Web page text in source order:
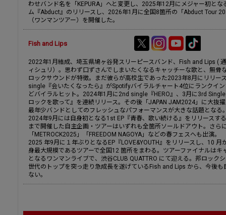
わせバンド名を「KEPURA」へと変更し、2025年12月にメジャー初とな
ム『Abduct』のリリースし、2026年1月に全国8箇所の「Abduct Tour
（ワンマンツアー）を開催した。
Fish and Lips
2022年1月結成、埼玉県鳩ヶ谷発スリーピースバンド、Fish and Lips (
ィシュリ）。思わず口ずさんでしまいたくなるキャッチーな歌と、無骨
ロックサウンドが特徴。まだ彼らが高校生であった2023年8月にリリー
single『会いたくなったら』がSpotifyバイラルチャート4位にランクイ
どバイラルヒット。2024年1月に2nd single『HERO』、3月に3rd
ロックを歌って』を連続リリース。その後「JAPAN JAM2024」に大抜
最年少バンドとしてのフレッシュなパフォーマンスが大きな話題となる
2024年9月には自身初となる1st EP『青春、歌い続ける』をリリースす
まで開催した自主企画・ツアーはいずれも全箇所ソールドアウト。さら
「METROCK2025」「FREEDOM NAGOYA」などの春フェスへも出演。
2025 年9月に１年ぶりとなるEP『LOVE&YOUTH』をリリースし、10 月
身最大規模であるツアーで全国12 箇所をまわる。ツアーファイナルはキ
となるワンマンライブで、渋谷CLUB QUATTRO にて迎える。邦ロック
世代のトップを突っ走り急成長を遂げているFish and Lips から、今後も
ない。